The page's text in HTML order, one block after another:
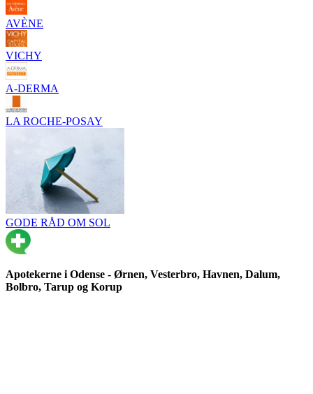
AVÈNE
VICHY
A-DERMA
LA ROCHE-POSAY
GODE RÅD OM SOL
Apotekerne i Odense - Ørnen, Vesterbro, Havnen, Dalum,
Bolbro, Tarup og Korup